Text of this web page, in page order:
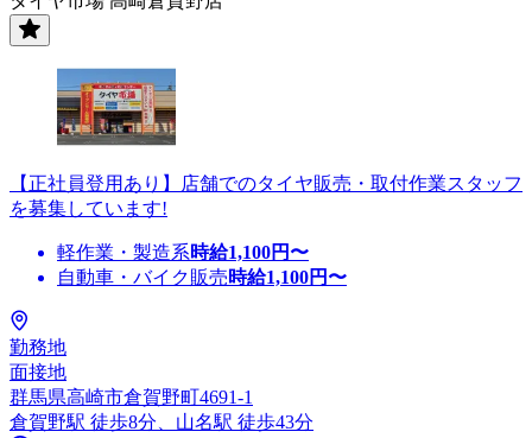
【正社員登用あり】店舗でのタイヤ販売・取付作業スタッフ
を募集しています!
軽作業・製造系時給1,100円〜
自動車・バイク販売時給1,100円〜
勤務地
面接地
群馬県高崎市倉賀野町4691-1
倉賀野駅 徒歩8分、山名駅 徒歩43分